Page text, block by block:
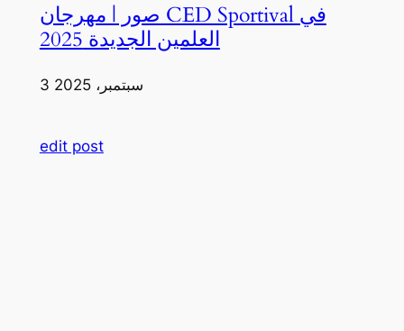
صور | مهرجان CED Sportival في
العلمين الجديدة 2025
3 سبتمبر، 2025
edit post